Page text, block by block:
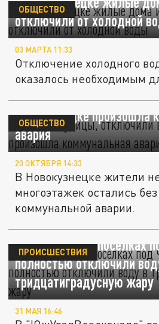
отключили от холодной
ОБЩЕСТВО
03 МАРТА 11:33
Отключение холодного
оказалось необходимым
Затопило улицы,
Новокузнецке произошла
авария
ОБЩЕСТВО
20 ОКТЯБРЯ 14:33
В Новокузнецке жители
многоэтажек остались
коммунальной аварии.
В пригородных посёлках
полностью отключили
тридцатиградусную жару
ПРОИСШЕСТВИЯ
31 МАЯ 16:46